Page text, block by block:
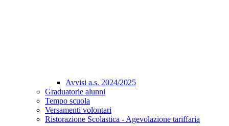
Avvisi a.s. 2024/2025
Graduatorie alunni
Tempo scuola
Versamenti volontari
Ristorazione Scolastica - Agevolazione tariffaria